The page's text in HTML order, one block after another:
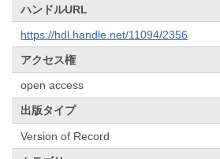
ハンドルURL
https://hdl.handle.net/11094/2356
アクセス権
open access
出版タイプ
Version of Record